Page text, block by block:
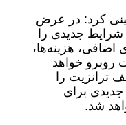
کرد: در عرض
جدیدی را
اضافی، هزینه‌ها،
روبرو خواهد
ترانزیت را
برای
شد.